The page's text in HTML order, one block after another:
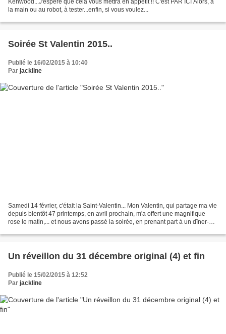
la main ou au robot, à tester...enfin, si vous voulez...
Soirée St Valentin 2015..
Publié le 16/02/2015 à 10:40
Par jackline
Samedi 14 février, c'était la Saint-Valentin... Mon Valentin, qui partage ma vie
depuis bientôt 47 printemps, en avril prochain, m'a offert une magnifique
rose le matin,... et nous avons passé la soirée, en prenant part à un dîner-
Un réveillon du 31 décembre original (4) et fin
Publié le 15/02/2015 à 12:52
Par jackline